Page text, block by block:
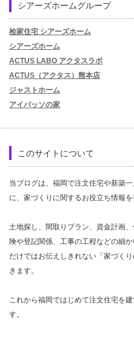
シアーズホームグループ
桧家住宅 シアーズホーム
シアーズホーム
ACTUS LABO アクタスラボ
ACTUS（アクタス）熊本店
ジャストホーム
アイパッソの家
このサイトについて
当ブログは、福岡で注文住宅や新築
に、家づくりに関するお役立ち情報を
土地探し、間取りプラン、資金計画
険や登記関係、工事の工程などの細
だけではお伝えしきれない「家づく
きます。
これから福岡ではじめて注文住宅を
す。